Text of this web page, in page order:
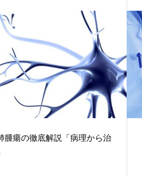
腫瘍の徹底解説「病理から治